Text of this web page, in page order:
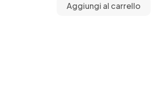
Aggiungi al carrello